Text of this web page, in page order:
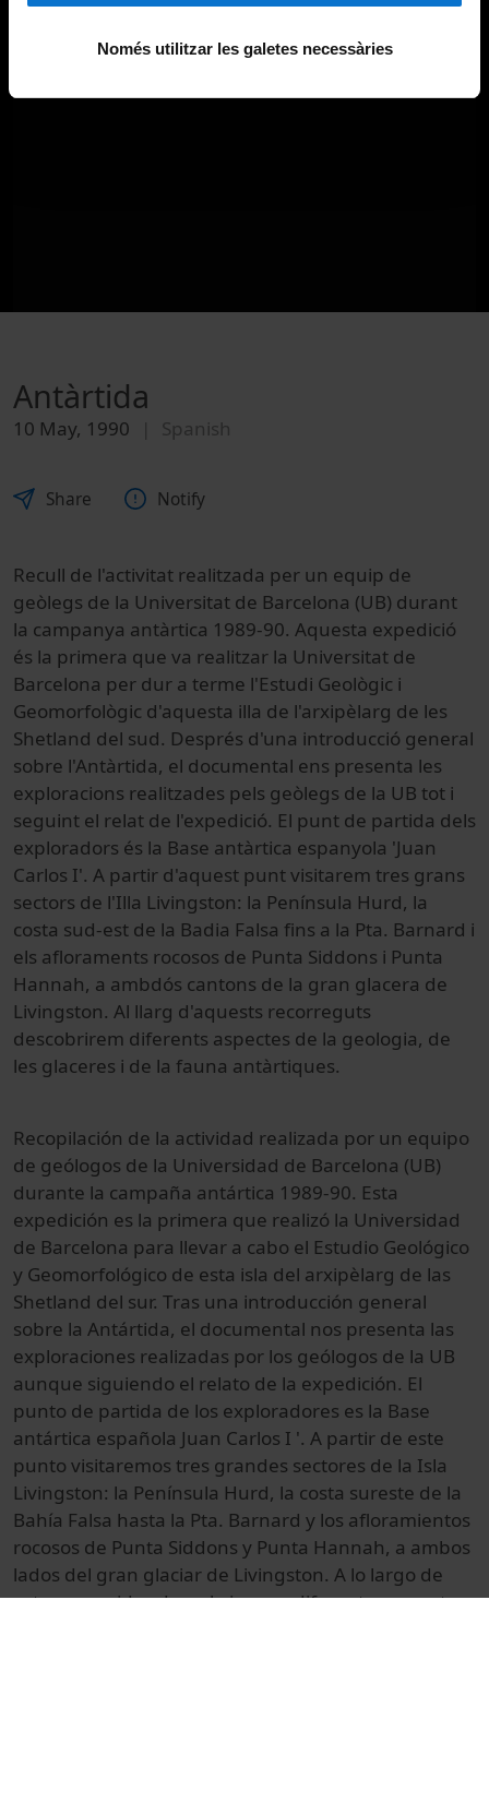
Només utilitzar les galetes necessàries
Antàrtida
10 May, 1990 Spanish
Share Notify
Recull de l'activitat realitzada per un equip de
geòlegs de la Universitat de Barcelona (UB) durant
la campanya antàrtica 1989-90. Aquesta expedició
és la primera que va realitzar la Universitat de
Barcelona per dur a terme l'Estudi Geològic i
Geomorfològic d'aquesta illa de l'arxipèlarg de les
Shetland del sud. Després d'una introducció general
sobre l'Antàrtida, el documental ens presenta les
exploracions realitzades pels geòlegs de la UB tot i
seguint el relat de l'expedició. El punt de partida dels
exploradors és la Base antàrtica espanyola 'Juan
Carlos I'. A partir d'aquest punt visitarem tres grans
sectors de l'Illa Livingston: la Península Hurd, la
costa sud-est de la Badia Falsa fins a la Pta. Barnard i
els afloraments rocosos de Punta Siddons i Punta
Hannah, a ambdós cantons de la gran glacera de
Livingston. Al llarg d'aquests recorreguts
descobrirem diferents aspectes de la geologia, de
les glaceres i de la fauna antàrtiques.
Recopilación de la actividad realizada por un equipo
de geólogos de la Universidad de Barcelona (UB)
durante la campaña antártica 1989-90. Esta
expedición es la primera que realizó la Universidad
de Barcelona para llevar a cabo el Estudio Geológico
y Geomorfológico de esta isla del arxipèlarg de las
Shetland del sur. Tras una introducción general
sobre la Antártida, el documental nos presenta las
exploraciones realizadas por los geólogos de la UB
aunque siguiendo el relato de la expedición. El
punto de partida de los exploradores es la Base
antártica española Juan Carlos I '. A partir de este
punto visitaremos tres grandes sectores de la Isla
Livingston: la Península Hurd, la costa sureste de la
Bahía Falsa hasta la Pta. Barnard y los afloramientos
rocosos de Punta Siddons y Punta Hannah, a ambos
lados del gran glaciar de Livingston. A lo largo de
estosrecorridosdescubriremosdiferentesaspectos